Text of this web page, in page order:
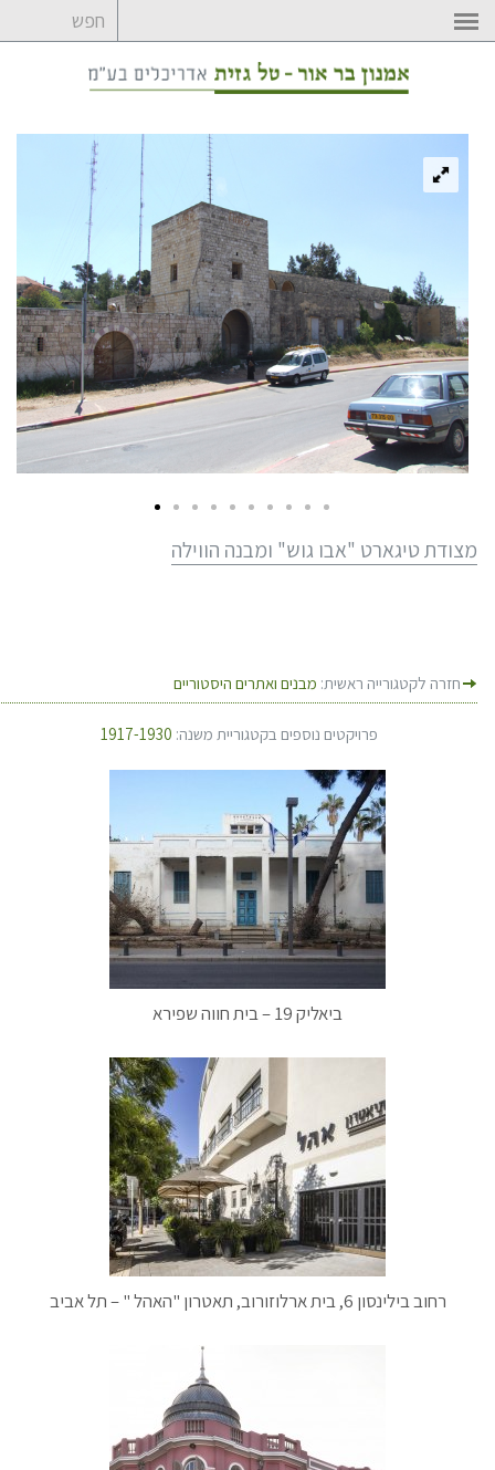
לדלג
לתוכן
מצודת טיגארט "אבו גוש" ומבנה הווילה
חזרה לקטגורייה ראשית: מבנים ואתרים היסטוריים
פרויקטים נוספים בקטגוריית משנה: 1917-1930
ביאליק 19 – בית חווה שפירא
רחוב בילינסון 6, בית ארלוזורוב, תאטרון "האהל " – תל אביב